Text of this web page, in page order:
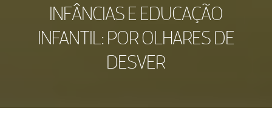
INFÂNCIAS E EDUCAÇÃO
INFANTIL: POR OLHARES DE
DESVER